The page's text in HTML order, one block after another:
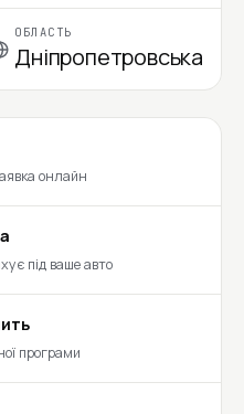
ОБЛАСТЬ
Дніпропетровська
онлайн
під ваше авто
програми